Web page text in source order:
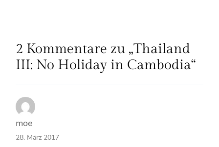
2 Kommentare zu „Thailand
III: No Holiday in Cambodia“
moe
28. März 2017